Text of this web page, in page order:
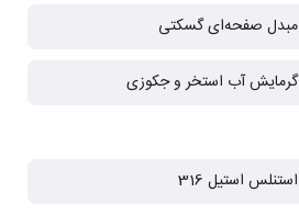
مبدل صفحه‌ای گسکتی
گرمایش آب‌ استخر و جکوزی
استنلس استیل 316